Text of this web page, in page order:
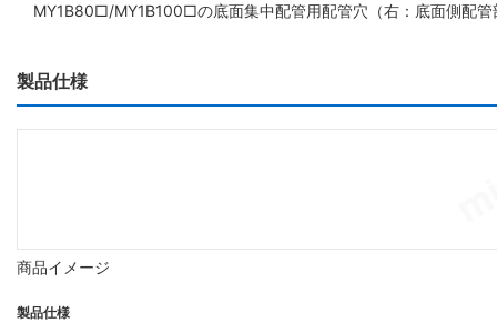
MY1B80□/MY1B100□の底面集中配管用配管穴（右：底面側配管
製品仕様
商品イメージ
製品仕様